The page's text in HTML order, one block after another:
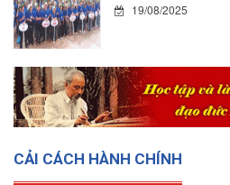
19/08/2025
CẢI CÁCH HÀNH CHÍNH